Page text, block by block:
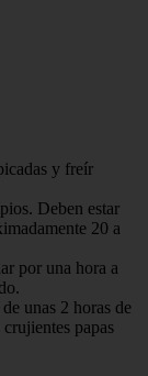
y freír
Deben estar
20 a
por una hora a
unas 2 horas de
papas